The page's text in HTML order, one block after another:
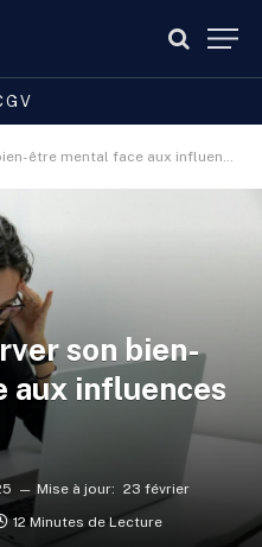
face aux influences alimentaires ?
son bien-
aux influences
Mise à jour: 23 février
12 Minutes de Lecture